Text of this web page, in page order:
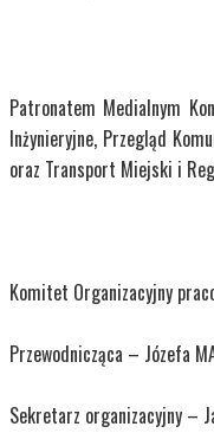
Patronatem Medialnym
Inżynieryjne, Przegląd
oraz Transport Miejski i
Komitet Organizacyjny
Przewodnicząca – Józefa
Sekretarz organizacyjny –